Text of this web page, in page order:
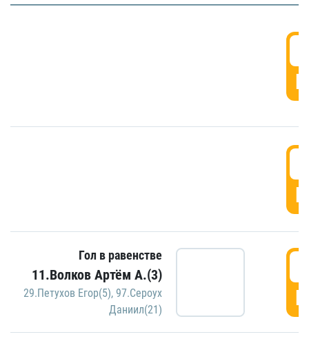
Гол в равенстве
11.Волков Артём А.(3)
29.Петухов Егор(5), 97.Сероух
Даниил(21)